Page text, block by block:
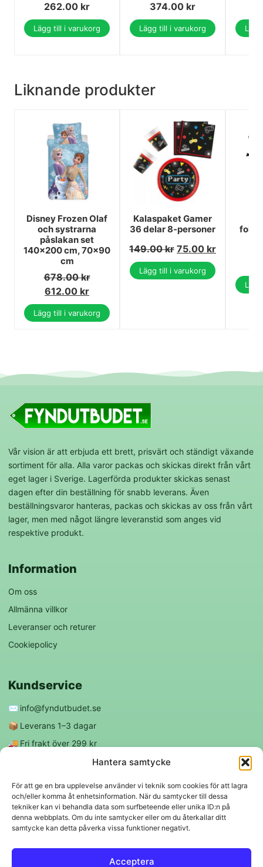
Hantera samtycke
För att ge en bra upplevelse använder vi teknik som cookies för att lagra
och/eller komma åt enhetsinformation. När du samtycker till dessa
tekniker kan vi behandla data som surfbeteende eller unika ID:n på
denna webbplats. Om du inte samtycker eller om du återkallar ditt
samtycke kan detta påverka vissa funktioner negativt.
Acceptera
262.00 kr
Lägg till i varukorg
374.00 kr
Lägg till i varukorg
Liknande produkter
Disney Frozen Olaf
och systrarna
påslakan set
140x200 cm, 70x90
cm
678.00kr
612.00 kr
Lägg till i varukorg
Kalaspaket Gamer
36 delar 8-personer
149.00kr 75.00 kr
Lägg till i varukorg
Vår vision är att erbjuda ett brett, prisvärt och ständigt växande
sortiment för alla. Alla varor packas och skickas direkt från vårt
eget lager i Sverige. Lagerförda produkter skickas senast
dagen efter din beställning för snabb leverans. Även
beställningsvaror hanteras, packas och skickas av oss från vårt
lager, men med något längre leveranstid som anges vid
respektive produkt.
Information
Om oss
Allmänna villkor
Leveranser och returer
Cookiepolicy
Kundservice
✉️ info@fyndutbudet.se
📦 Leverans 1–3 dagar
🚚 Fri frakt över 299 kr
Följ oss
f ◎